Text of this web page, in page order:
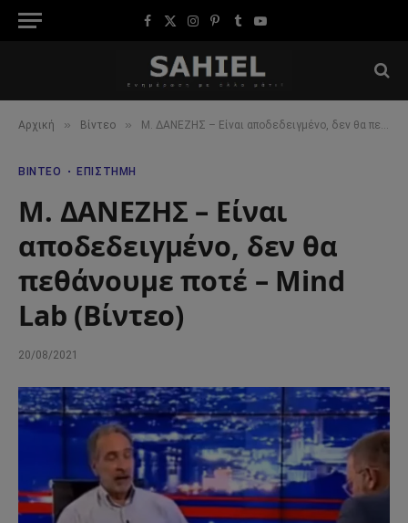
Facebook
X
Instagram
Pinterest
TumblrYouTube
Αρχική » Βίντεο » Μ. ΔΑΝΕΖΗΣ – Είναι αποδεδειγμένο, δεν θα πεθάνουμε ποτέ – Mind Lab (Βίντεο)
ΒΊΝΤΕΟ ΕΠΙΣΤΉΜΗ
Μ. ΔΑΝΕΖΗΣ – Είναι
αποδεδειγμένο, δεν θα
πεθάνουμε ποτέ – Mind
Lab (Βίντεο)
20/08/2021